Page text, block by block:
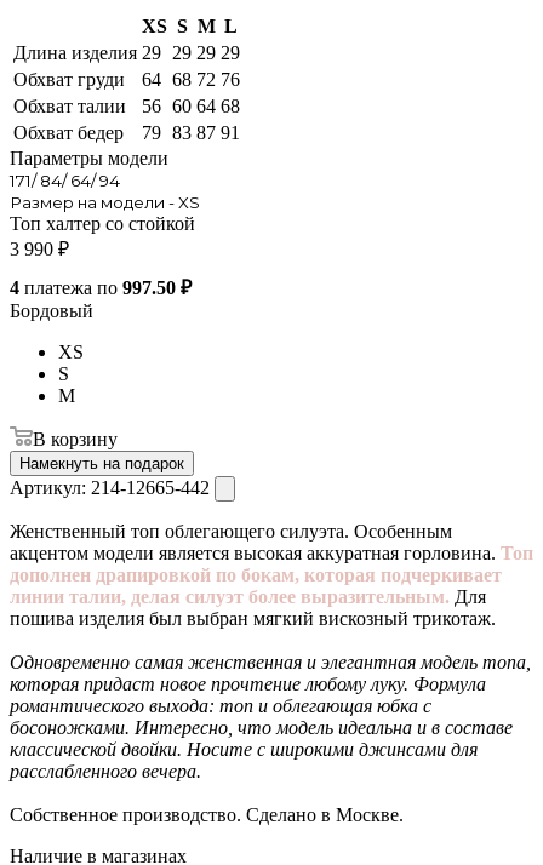
XS S M L
Длина изделия 29 29 29 29
Обхват груди
64 68 72 76
Обхват талии
56 60 64 68
Обхват бедер
79 83 87 91
Параметры модели
171/ 84/ 64/ 94
Размер на модели - XS
Топ халтер со стойкой
3 990 ₽
4 платежа по 997.50 ₽
Бордовый
XS
S
M
В корзину
Намекнуть на подарок
Артикул: 214-12665-442
Женственный топ облегающего силуэта. Особенным
акцентом модели является высокая аккуратная горловина. Топ
дополнен драпировкой по бокам, которая подчеркивает
линии талии, делая силуэт более выразительным. Для
пошива изделия был выбран мягкий вискозный трикотаж.
Одновременно самая женственная и элегантная модель топа,
которая придаст новое прочтение любому луку. Формула
романтического выхода: топ и облегающая юбка с
босоножками. Интересно, что модель идеальна и в составе
классической двойки. Носите с широкими джинсами для
расслабленного вечера.
Собственное производство. Сделано в Москве.
Наличие в магазинах